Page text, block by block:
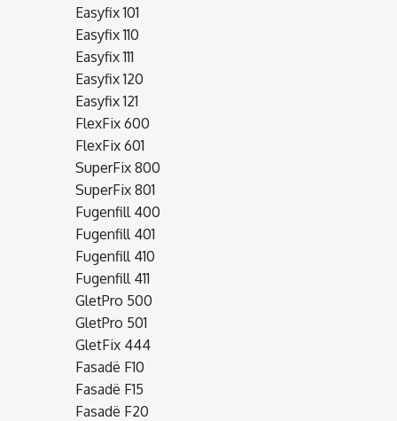
Easyfix 101
Easyfix 110
Easyfix 111
Easyfix 120
Easyfix 121
FlexFix 600
FlexFix 601
SuperFix 800
SuperFix 801
Fugenfill 400
Fugenfill 401
Fugenfill 410
Fugenfill 411
GletPro 500
GletPro 501
GletFix 444
Fasadë F10
Fasadë F15
Fasadë F20